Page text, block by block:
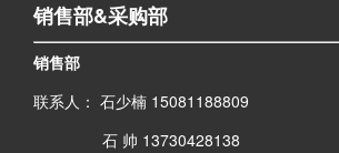
销售部&采购部
销售部
联系人： 石少楠 15081188809
石 帅 13730428138